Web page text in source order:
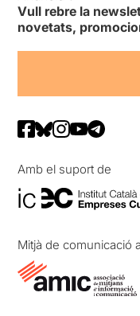
Vull rebre la
novetats,
Amb el suport de
Mitjà de comunicació